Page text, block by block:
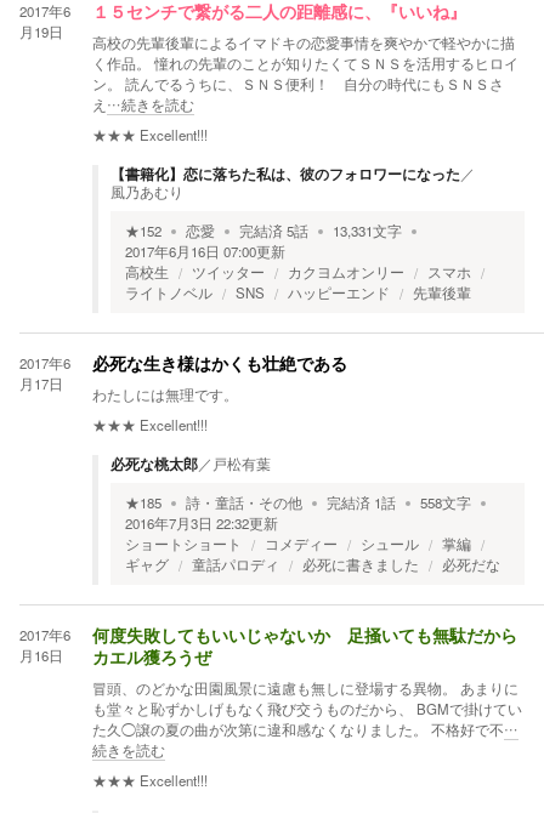
2017年6
月19日
１５センチで繋がる二人の距離感に、『いいね』
高校の先輩後輩によるイマドキの恋愛事情を爽やかで軽やかに描
く作品。 憧れの先輩のことが知りたくてＳＮＳを活用するヒロイ
ン。 読んでるうちに、ＳＮＳ便利！ 自分の時代にもＳＮＳさ
え …続きを読む
★★★ Excellent!!!
【書籍化】恋に落ちた私は、彼のフォロワーになった ／
風乃あむり
★152 恋愛 完結済5話 13,331文字
2017年6月16日 07:00更新
高校生
ツイッター カクヨムオンリー
スマホ
ライトノベル
SNS ハッピーエンド 先輩後輩
2017年6
月17日
必死な生き様はかくも壮絶である
わたしには無理です。
★★★ Excellent!!!
必死な桃太郎／ 戸松有葉
★185 詩・童話・その他 完結済 1話 558文字
2016年7月3日 22:32更新
ショートショート
コメディー シュール
掌編
ギャグ
童話パロディ 必死に書きました 必死だな
2017年6
月16日
何度失敗してもいいじゃないか 足掻いても無駄だから
カエル獲ろうぜ
冒頭、のどかな田園風景に遠慮も無しに登場する異物。 あまりに
も堂々と恥ずかしげもなく飛び交うものだから、 BGMで掛けてい
た久◯譲の夏の曲が次第に違和感なくなりました。 不格好で不…
続きを読む
★★★ Excellent!!!